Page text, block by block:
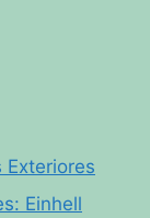
Exteriores
Einhell